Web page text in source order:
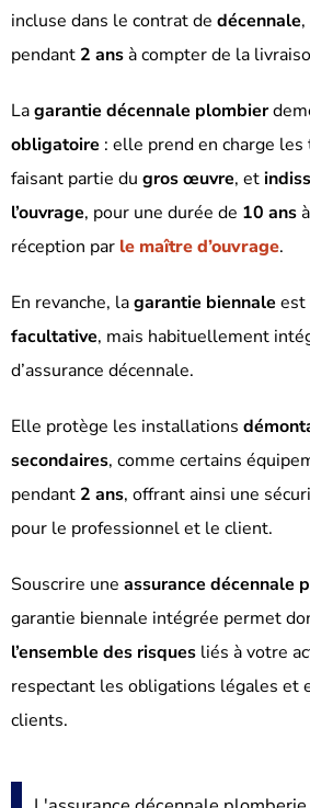
incluse dans le contrat de décennale
pendant 2 ansà compter de la
Lagarantie décennale plombier
obligatoire : elle prend en charge
faisant partie du gros œuvre, et
l’ouvrage, pour une durée de 10 ans
réception par le maître d’ouvrage.
En revanche, lagarantie biennale est
facultative, mais habituellement
d’assurance décennale.
Elle protège les installations
secondaires, comme certains
pendant 2 ans, offrant ainsi une
pour le professionnel et le client.
Souscrire une assurance décennale
garantie biennale intégrée permet
l’ensemble des risques liés à votre
respectant les obligations légales et
clients.